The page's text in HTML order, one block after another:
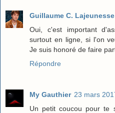
Guillaume C.
Oui, c'est important
surtout en ligne, si l'on
Je suis honoré de faire
Répondre
My Gauthier 23 mars
Un petit coucou pour te